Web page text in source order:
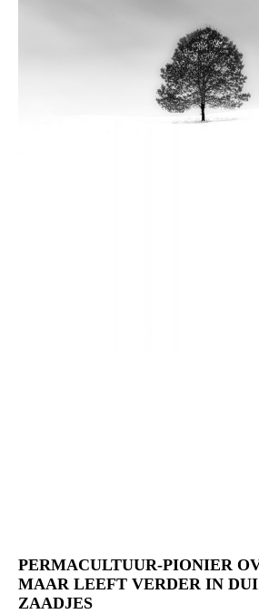
PERMACULTUUR-PIONIER
MAAR LEEFT VERDER IN
ZAADJES